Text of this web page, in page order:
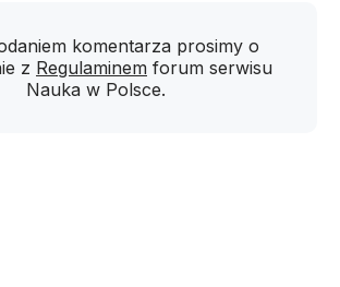
komentarza prosimy o
z Regulaminem forum serwisu
Nauka w Polsce.